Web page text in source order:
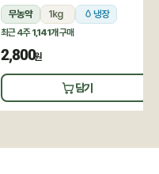
무농약 1kg 냉장
최근 4주1,141개 구매
2,800원
담기